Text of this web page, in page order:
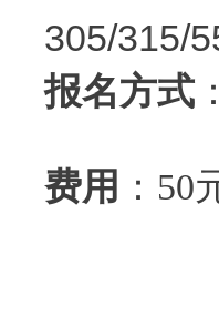
305/315/
报名方式
来电垂
费用 ：